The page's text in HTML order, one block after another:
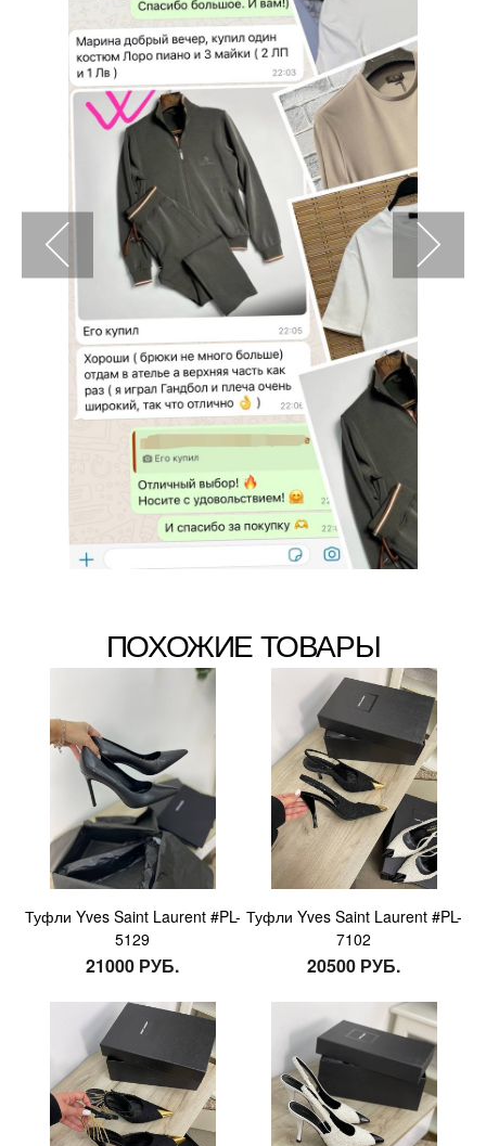
ПОХОЖИЕ ТОВАРЫ
Туфли Yves Saint Laurent #PL-
5129
21000 РУБ.
Туфли Yves Saint Laurent #PL-
7102
20500 РУБ.